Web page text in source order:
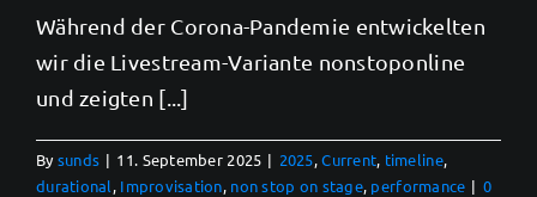
Während der Corona-Pandemie entwickelten
wir die Livestream-Variante nonstoponline
und zeigten [...]
Bysunds | 11. September 2025 | 2025,Current, timeline,
durational, Improvisation, non stop on stage, performance | 0